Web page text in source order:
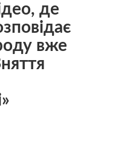
де
вже